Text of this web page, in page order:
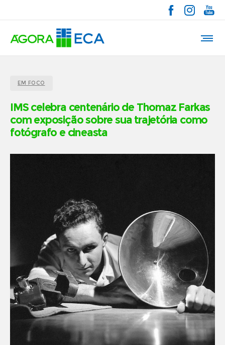
EM FOCO
IMS celebra centenário de Thomaz Farkas
com exposição sobre sua trajetória como
fotógrafo e cineasta